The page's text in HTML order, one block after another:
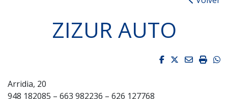
ZIZUR AUTO
Facebook
Twitter
Email
Arridia, 20
948 182085 – 663 982236 – 626 127768